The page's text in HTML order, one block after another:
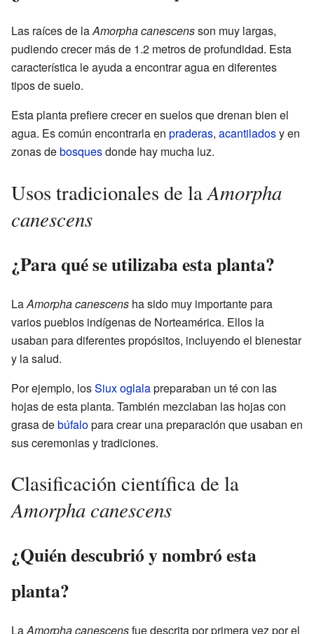
Las raíces de laAmorpha canescensson muy largas,
pudiendo crecer más de 1.2 metros de profundidad. Esta
característica le ayuda a encontrar agua en diferentes
tipos de suelo.
Esta planta prefiere crecer en suelos que drenan bien el
agua. Es común encontrarla en praderas, acantiladosy en
zonas debosquesdonde hay mucha luz.
Usos tradicionales de laAmorpha
canescens
¿Para qué se utilizaba esta planta?
LaAmorpha canescens ha sido muy importante para
varios pueblos indígenas de Norteamérica. Ellos la
usaban para diferentes propósitos, incluyendo el bienestar
y la salud.
Por ejemplo, losSiux oglalapreparaban un té con las
hojas de esta planta. También mezclaban las hojas con
grasa debúfalopara crear una preparación que usaban en
sus ceremonias y tradiciones.
Clasificación científica de la
Amorpha canescens
¿Quién descubrió y nombró esta
planta?
LaAmorpha canescensfue descrita por primera vez por el